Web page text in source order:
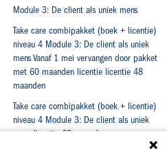
Module 3: De client als uniek mens
Take care combipakket (boek + licentie)
niveau 4 Module 3: De client als uniek
mens Vanaf 1 mei vervangen door pakket
met 60 maanden licentie licentie 48
maanden
Take care combipakket (boek + licentie)
niveau 4 Module 3: De client als uniek
mens licentie 60 maanden